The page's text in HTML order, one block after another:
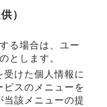
）
る場合は、ユー
とします。
受けた個人情報に
スのメニューを
該メニューの提